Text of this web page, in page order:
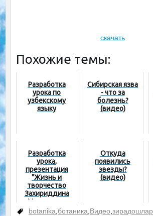
скачать
Похожие темы:
Разработка
урока по
узбекскому
языку
Сибирская язва
- что за
болезнь?
(видео)
Разработка
урока,
презентация
"Жизнь и
творчество
Захириддина
Мухаммада
Бабура"
Откуда
появились
звезды?
(видео)
botanika,ботаника,Видео,зирадошлар